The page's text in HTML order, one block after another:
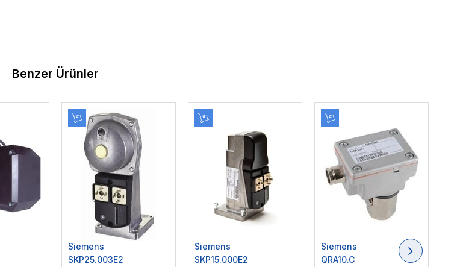
Benzer Ürünler
Siemens
SKP25.003E2
Siemens
SKP15.000E2
Siemens
QRA10.C